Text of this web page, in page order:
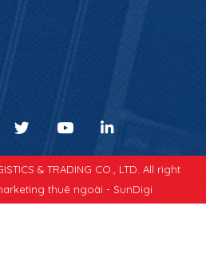
& TRADING CO., LTD. All right
thuê ngoài - SunDigi